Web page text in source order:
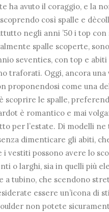
ha avuto il coraggio, e la
così spalle e
negli anni ’50 i top
spalle scoperte,
seventies, con top e
traforati. Oggi, ancora
proponendosi come una
scoprire le spalle,
è romantico e mai
per l’estate. Di modelli
dimenticare gli abiti,
i vestiti possono avere lo
o larghi, sia in quelli più
a tubino, che scendono
essere un’icona di
non potete